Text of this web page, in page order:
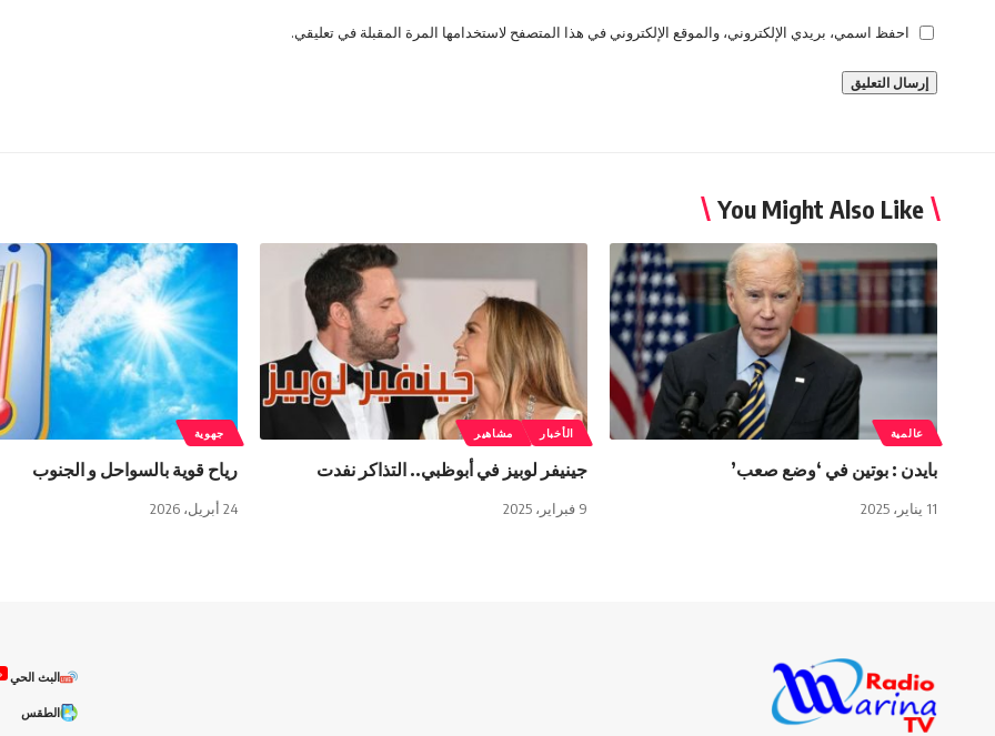
احفظ اسمي، بريدي الإلكتروني، والموقع الإلكتروني في هذا المتصفح لاستخدامها المرة المقبلة في تعليقي.
You Might Also Like
عالمية
بايدن : بوتين في ‘وضع صعب’
11 يناير، 2025
الأخبار مشاهير
جينيفر لوبيز في أبوظبي.. التذاكر نفدت
9 فبراير، 2025
جهوية
رياح قوية بالسواحل و الجنوب
24 أبريل، 2026
البث الحي
الطقس